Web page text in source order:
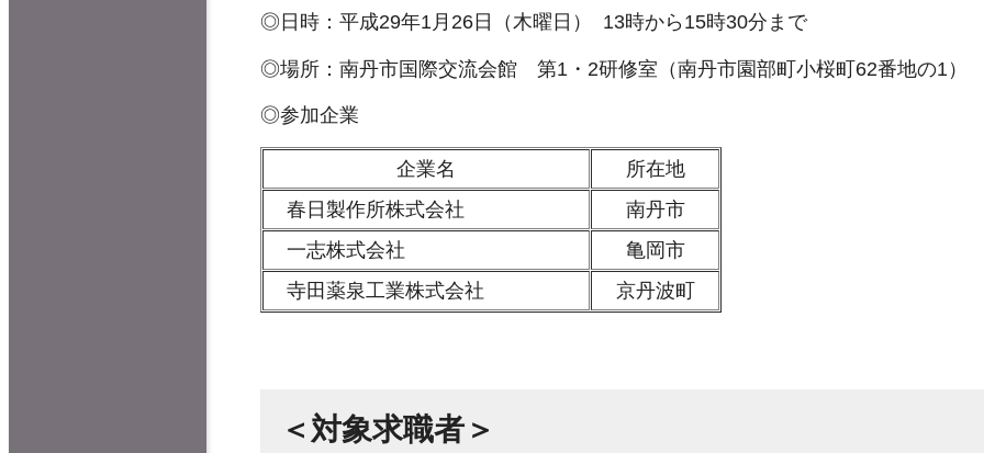
◎日時：平成29年1月26日（木曜日） 13時から15時30分まで
◎場所：南丹市国際交流会館 第1・2研修室（南丹市園部町小桜町62番地の1）
◎参加企業
企業名
所在地
春日製作所株式会社
南丹市
一志株式会社
亀岡市
寺田薬泉工業株式会社
京丹波町
＜対象求職者＞